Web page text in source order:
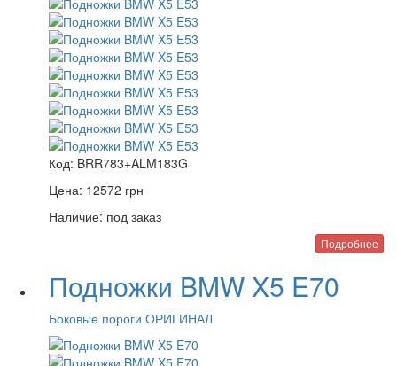
Код: BRR783+ALM183G
Цена: 12572 грн
Наличие: под заказ
Подробнее
Подножки BMW X5 E70
Боковые пороги ОРИГИНАЛ